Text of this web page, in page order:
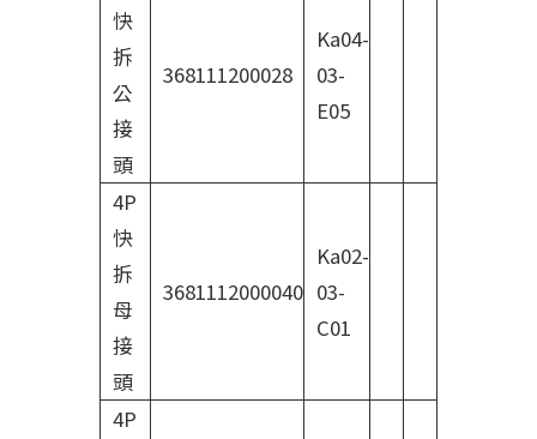
快
拆
公
接
頭
368111200028
Ka04-
03-
E05
4P
快
拆
母
接
頭
3681112000040
Ka02-
03-
C01
4P